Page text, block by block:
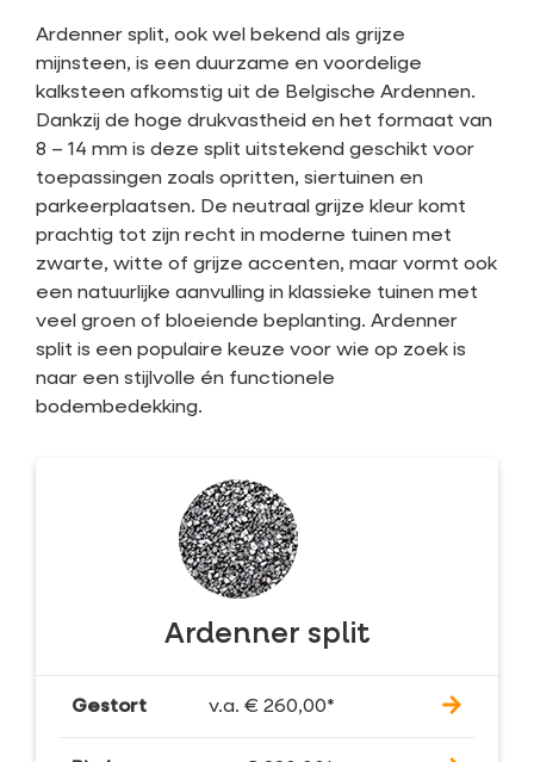
Ardenner split, ook wel bekend als grijze
mijnsteen, is een duurzame en voordelige
kalksteen afkomstig uit de Belgische Ardennen.
Dankzij de hoge drukvastheid en het formaat van
8 – 14 mm is deze split uitstekend geschikt voor
toepassingen zoals opritten, siertuinen en
parkeerplaatsen. De neutraal grijze kleur komt
prachtig tot zijn recht in moderne tuinen met
zwarte, witte of grijze accenten, maar vormt ook
een natuurlijke aanvulling in klassieke tuinen met
veel groen of bloeiende beplanting. Ardenner
split is een populaire keuze voor wie op zoek is
naar een stijlvolle én functionele
bodembedekking.
Ardenner split
Gestort v.a. € 260,00*